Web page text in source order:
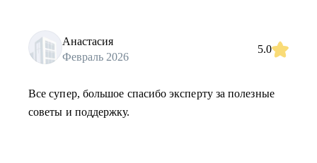
Анастасия
Февраль 2026
5.0
Все супер, большое спасибо эксперту за полезные
советы и поддержку.